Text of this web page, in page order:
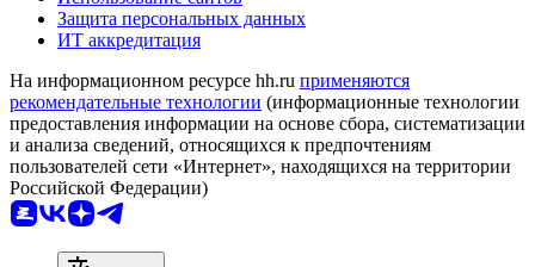
Защита персональных данных
ИТ аккредитация
На информационном ресурсе hh.ru применяются
рекомендательные технологии (информационные технологии
предоставления информации на основе сбора, систематизации
и анализа сведений, относящихся к предпочтениям
пользователей сети «Интернет», находящихся на территории
Российской Федерации)